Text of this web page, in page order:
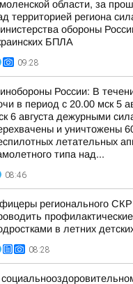
области, за
территорией региона
обороны
БПЛА
09:28
России: В
в период с 20.00 мск 5
6 августа дежурными
и уничтожены
летательных
типа над...
08:46
регионального
в летних
08:28